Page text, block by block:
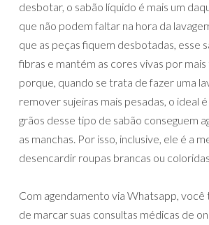
desbotar, o sabão líquido é mais um
que não podem faltar na hora da
que as peças fiquem desbotadas, esse
fibras e mantém as cores vivas por
porque, quando se trata de fazer uma
remover sujeiras mais pesadas, o ideal
grãos desse tipo de sabão conseguem
as manchas. Por isso, inclusive, ele é a
desencardir roupas brancas ou
Com agendamento via Whatsapp,
de marcar suas consultas médicas de